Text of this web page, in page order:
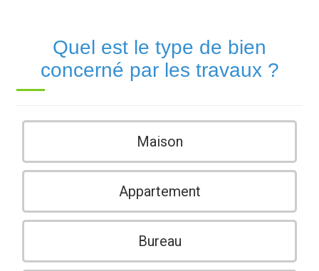
Quel est le type de bien
concerné par les travaux ?
Maison
Appartement
Bureau